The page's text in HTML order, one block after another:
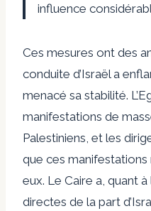
influence
Ces mesures ont des
conduite d’Israël a
menacé sa stabilité.
manifestations de
Palestiniens, et les
que ces
eux. Le Caire a, quant
directes de la part